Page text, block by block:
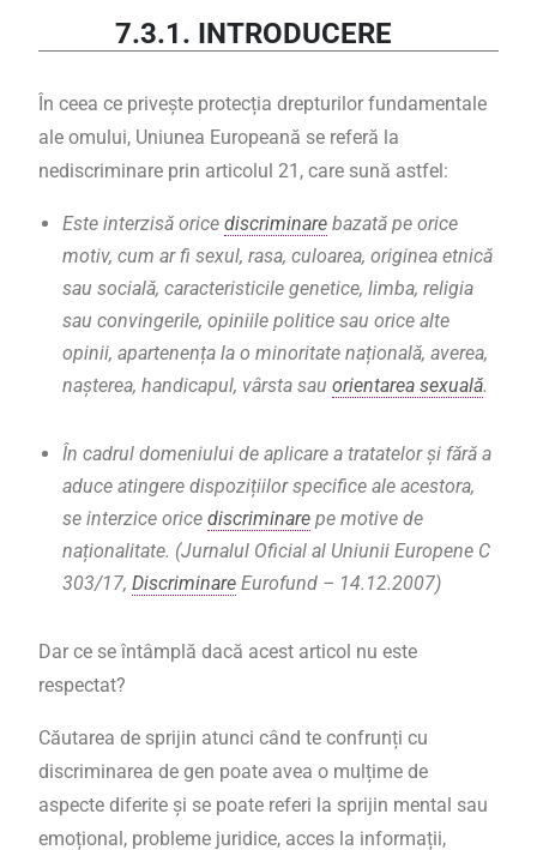
7.3.1. INTRODUCERE
În ceea ce privește protecția drepturilor fundamentale
ale omului, Uniunea Europeană se referă la
nediscriminare prin articolul 21, care sună astfel:
Este interzisă orice discriminare bazată pe orice
motiv, cum ar fi sexul, rasa, culoarea, originea etnică
sau socială, caracteristicile genetice, limba, religia
sau convingerile, opiniile politice sau orice alte
opinii, apartenența la o minoritate națională, averea,
nașterea, handicapul, vârsta sau orientarea sexuală.
În cadrul domeniului de aplicare a tratatelor și fără a
aduce atingere dispozițiilor specifice ale acestora,
se interzice orice discriminare pe motive de
naționalitate. (Jurnalul Oficial al Uniunii Europene C
303/17, Discriminare Eurofund – 14.12.2007)
Dar ce se întâmplă dacă acest articol nu este
respectat?
Căutarea de sprijin atunci când te confrunți cu
discriminarea de gen poate avea o mulțime de
aspecte diferite și se poate referi la sprijin mental sau
emoțional, probleme juridice, acces la informații,